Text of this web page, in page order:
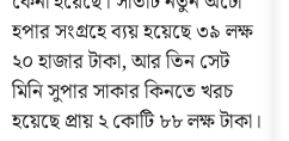
হপার সংগ্রহে ব্যয় হয়েছে ৩৯ লক্ষ
২০ হাজার টাকা, আর তিন সেট
মিনি সুপার সাকার কিনতে খরচ
হয়েছে প্রায় ২ কোটি ৮৮ লক্ষ টাকা।